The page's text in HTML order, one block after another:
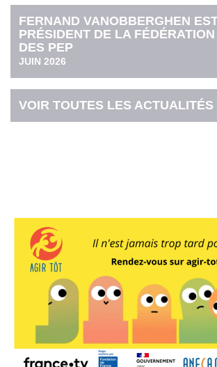
FERNAND VANOBBERGHEN
PRÉSIDENT DE LA
DES PEP
JUIN 2026
VOIR TOUTES LES ACTUALITÉS